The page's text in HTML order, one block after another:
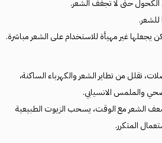
الكحول حتى لا تجفف الشعر.
يجعلها غير مهيأة للاستخدام على الشعر مباشرة.
تقلل من تطاير الشعر والكهرباء الساكنة،
والملمس الانسيابي.
الشعر مع الوقت، يسحب الزيوت الطبيعية
المتكرر.